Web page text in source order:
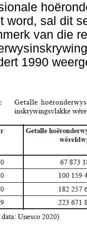
word, sal dit
van die
1990